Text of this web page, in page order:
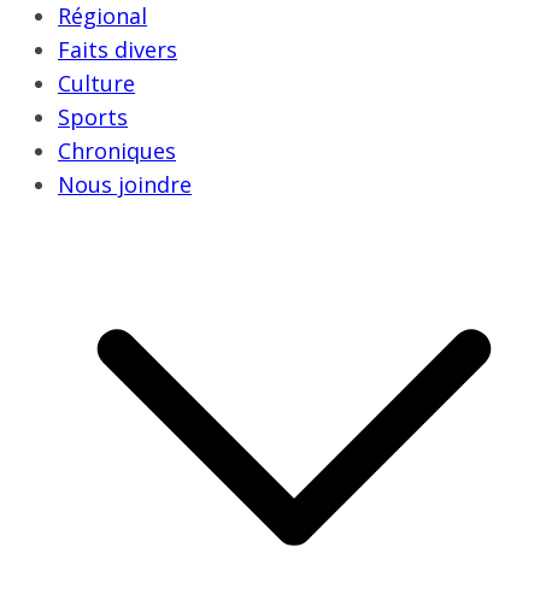
Régional
Faits divers
Culture
Sports
Chroniques
Nous joindre